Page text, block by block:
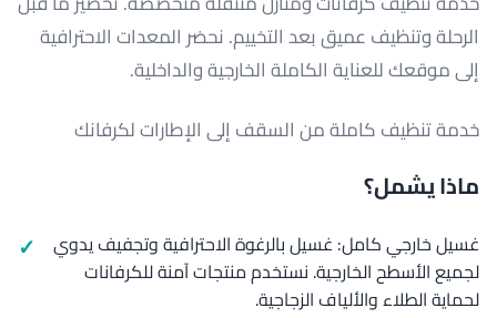
الرحلة وتنظيف عميق بعد التخييم. نحضر المعدات الاحترافية
إلى موقعك للعناية الكاملة الخارجية والداخلية.
خدمة تنظيف كاملة من السقف إلى الإطارات لكرفانك
ماذا يشمل؟
غسيل خارجي كامل: غسيل بالرغوة الاحترافية وتجفيف يدوي
لجميع الأسطح الخارجية. نستخدم منتجات آمنة للكرفانات
لحماية الطلاء والألياف الزجاجية.